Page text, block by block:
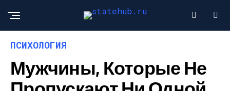
ПСИХОЛОГИЯ
Мужчины, Которые Не